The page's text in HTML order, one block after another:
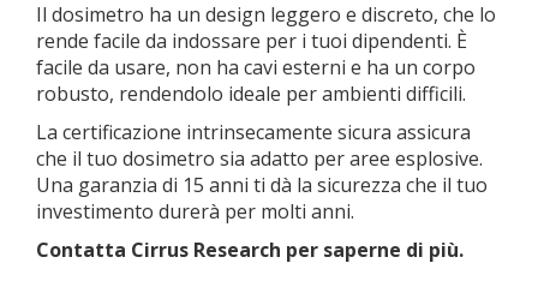
Il dosimetro ha un design leggero e discreto, che lo
rende facile da indossare per i tuoi dipendenti. È
facile da usare, non ha cavi esterni e ha un corpo
robusto, rendendolo ideale per ambienti difficili.
La certificazione intrinsecamente sicura assicura
che il tuo dosimetro sia adatto per aree esplosive.
Una garanzia di 15 anni ti dà la sicurezza che il tuo
investimento durerà per molti anni.
Contatta Cirrus Research per saperne di più.